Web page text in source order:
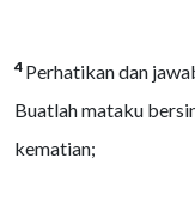
4 Perhatikan dan
Buatlah mataku
kematian;